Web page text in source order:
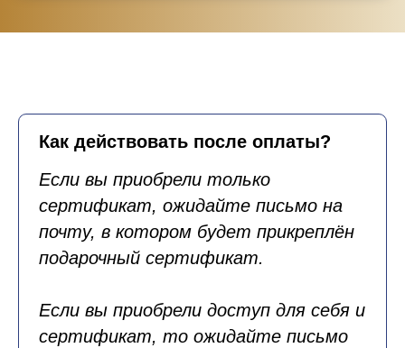
Как действовать после оплаты?
Если вы приобрели только
сертификат, ожидайте письмо на
почту, в котором будет прикреплён
подарочный сертификат.
Если вы приобрели доступ для себя и
сертификат, то ожидайте письмо